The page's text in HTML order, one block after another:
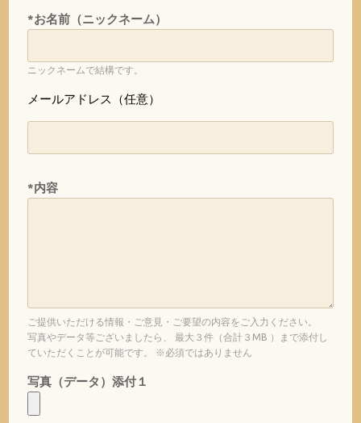
*お名前（ニックネーム）
ニックネームで結構です。
メールアドレス（任意）
*内容
ご提供いただける情報・ご意見・ご要望の内容をご入力ください。
写真やデータ等ございましたら、 最大３件（合計３MB ）まで添付し
ていただくことが可能です。 ※必須ではありません
写真（データ）添付１